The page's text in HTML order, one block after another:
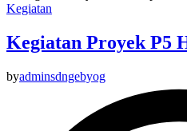
Kegiatan
Kegiatan Proyek P5
byadminsdngebyog